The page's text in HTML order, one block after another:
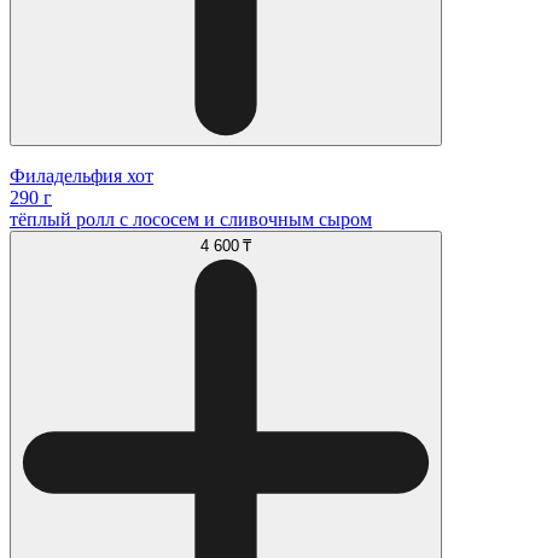
Филадельфия хот
290 г
тёплый ролл с лососем и сливочным сыром
4 600 ₸